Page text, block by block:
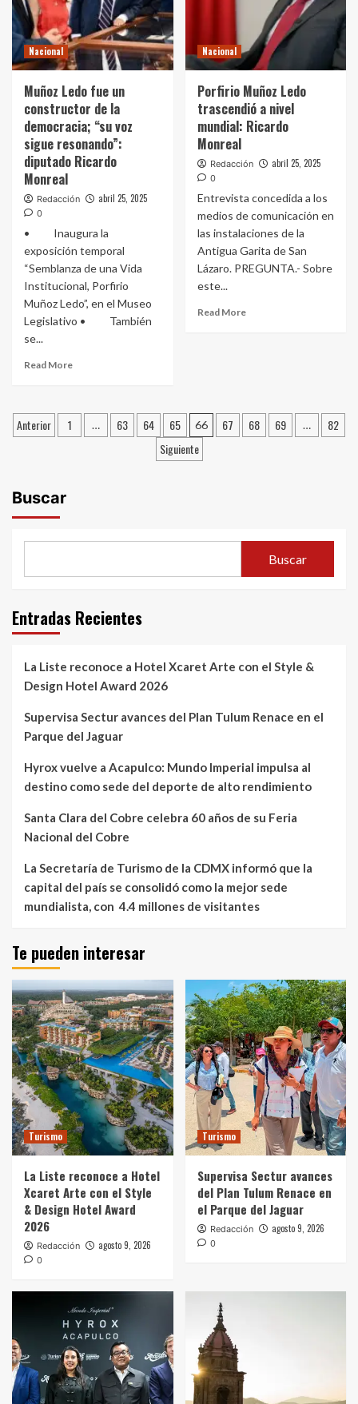
Nacional
Muñoz Ledo fue un
constructor de la
democracia; “su voz
sigue resonando”:
diputado Ricardo
Monreal
Redacción abril 25, 2025
0
• Inaugura la
exposición temporal
“Semblanza de una Vida
Institucional, Porfirio
Muñoz Ledo”, en el Museo
Legislativo • También
se...
Read More
Nacional
Porfirio Muñoz Ledo
trascendió a nivel
mundial: Ricardo
Monreal
Redacción abril 25, 2025
0
Entrevista concedida a los
medios de comunicación en
las instalaciones de la
Antigua Garita de San
Lázaro. PREGUNTA.- Sobre
este...
Read More
Paginación
Anterior 1 … 63 64 65 66 67 68 69 …
82
Siguiente
Buscar
Buscar
Entradas Recientes
La Liste reconoce a Hotel Xcaret Arte con el Style &
Design Hotel Award 2026
Supervisa Sectur avances del Plan Tulum Renace en el
Parque del Jaguar
Hyrox vuelve a Acapulco: Mundo Imperial impulsa al
destino como sede del deporte de alto rendimiento
Santa Clara del Cobre celebra 60 años de su Feria
Nacional del Cobre
La Secretaría de Turismo de la CDMX informó que la
capital del país se consolidó como la mejor sede
mundialista, con 4.4 millones de visitantes
Te pueden interesar
Turismo
La Liste reconoce a Hotel
Xcaret Arte con el Style
& Design Hotel Award
2026
Redacción agosto 9, 2026
0
Turismo
Supervisa Sectur avances
del Plan Tulum Renace en
el Parque del Jaguar
Redacción agosto 9, 2026
0